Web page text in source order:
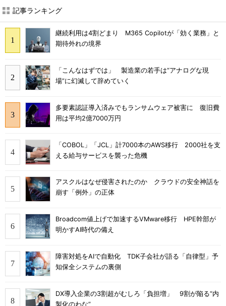
記事ランキング
継続利用は4割どまり M365 Copilotが「効く業務」と
期待外れの境界
「こんなはずでは」 製造業の若手は“アナログな現
場”に幻滅して辞めていく
多要素認証導入済みでもランサムウェア被害に 復旧費
用は平均2億7000万円
「COBOL」「JCL」計7000本のAWS移行 2000社を支
える給与サービスを襲った危機
アスクルはなぜ侵害されたのか クラウドの安全神話を
崩す「例外」の正体
Broadcom値上げで加速するVMware移行 HPE幹部が
明かすAI時代の備え
障害対処をAIで自動化 TDK子会社が語る「自律型」予
知保全システムの裏側
DX導入企業の3割超がむしろ「負担増」 9割が陥る“内
製化のわな”